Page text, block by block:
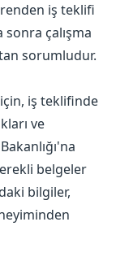
iş teklifi
çalışma
sorumludur.
iş teklifinde
ve
belgeler
bilgiler,